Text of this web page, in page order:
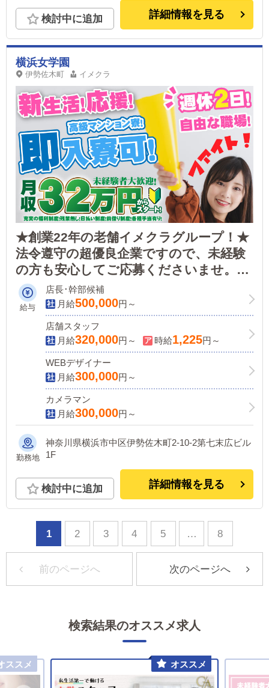
検討中に追加 詳細情報を見る
横浜女学園
伊勢佐木町 イメクラ
★創業22年の老舗イメクラグループ！★
法令遵守の超優良企業ですので、未経験
の方も安心してご応募くださいませ。残
業などは一切なしの安定感抜群の職場！
不器用でも良いので真面目で女性を尊敬
できる方大募集！！
給与
店長･幹部候補
月給500,000円～
店舗スタッフ
月給320,000円～ 時給1,225円～
WEBデザイナー
月給300,000円～
カメラマン
月給300,000円～
勤務地
神奈川県横浜市中区伊勢佐木町2-10-2第七末広ビル
1F
検討中に追加 詳細情報を見る
1 2 3 4 5 … 8
前のページへ 次のページへ
検索結果のオススメ求人